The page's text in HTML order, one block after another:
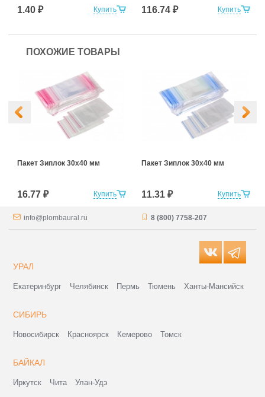
Купить
1.40 ₽ Купить
116.74 ₽
ПОХОЖИЕ ТОВАРЫ
Купить
Пакет Зиплок 30х40 мм
16.77 ₽ Купить
Пакет Зиплок 30х40 мм
11.31 ₽
info@plombaural.ru 8 (800) 7758-207
УРАЛ
Екатеринбург Челябинск Пермь Тюмень Ханты-Мансийск
СИБИРЬ
Новосибирск Красноярск Кемерово Томск
БАЙКАЛ
Иркутск Чита Улан-Удэ